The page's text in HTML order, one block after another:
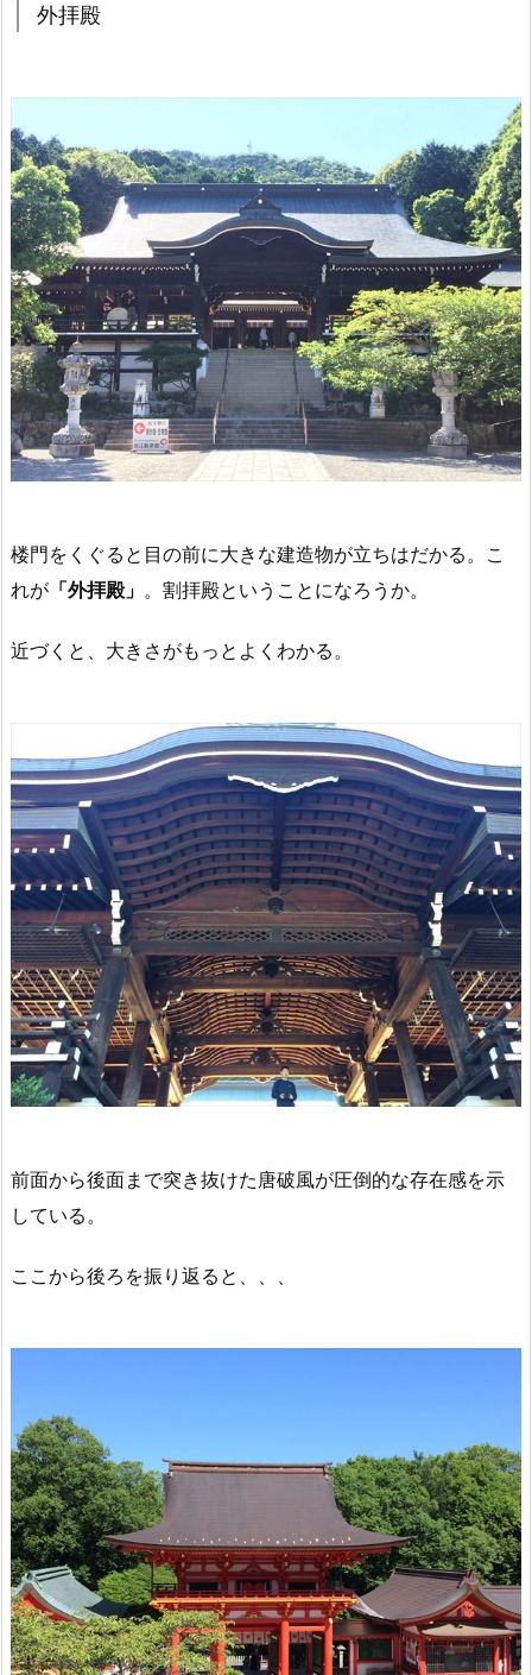
外拝殿
楼門をくぐると目の前に大きな建造物が立ちはだかる。こ
れが 「外拝殿」 。割拝殿ということになろうか。
近づくと、大きさがもっとよくわかる。
前面から後面まで突き抜けた唐破風が圧倒的な存在感を示
している。
ここから後ろを振り返ると、、、